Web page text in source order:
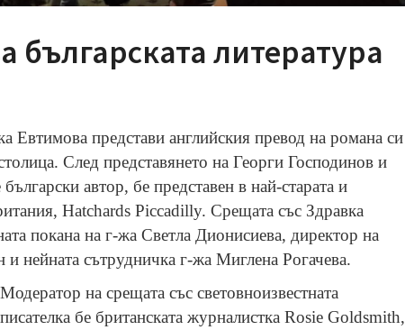
българската литература
Евтимова представи английския превод на романа си
След представянето на Георги Господинов и
автор, бе представен в най-старата и
Hatchards Piccadilly. Срещата със Здравка
покана на г-жа Светла Дионисиева, директор на
нейната сътрудничка г-жа Миглена Рогачева.
Модератор на срещата със световноизвестната
писателка бе британската журналистка Rosie Goldsmith,